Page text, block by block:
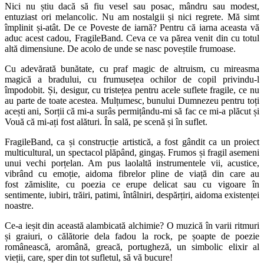
Nici nu știu dacă să fiu vesel sau posac, mândru sau modest,
entuziast ori melancolic. Nu am nostalgii și nici regrete. Mă simt
împlinit și-atât. De ce Poveste de iarnă? Pentru că iarna aceasta vă
aduc acest cadou, FragileBand. Ceva ce va părea venit din cu totul
altă dimensiune. De acolo de unde se nasc poveștile frumoase.
Cu adevărată bunătate, cu praf magic de altruism, cu mireasma
magică a bradului, cu frumusețea ochilor de copil privindu-l
împodobit. Și, desigur, cu tristețea pentru acele suflete fragile, ce nu
au parte de toate acestea. Mulțumesc, bunului Dumnezeu pentru toți
acești ani, Sorții că mi-a surâs permițându-mi să fac ce mi-a plăcut și
Vouă că mi-ați fost alături. În sală, pe scenă și în suflet.
FragileBand, ca și construcție artistică, a fost gândit ca un proiect
multicultural, un spectacol plăpând, gingaș. Frumos și fragil asemeni
unui vechi porțelan. Am pus laolaltă instrumentele vii, acustice,
vibrând cu emoție, aidoma fibrelor pline de viață din care au
fost zămislite, cu poezia ce erupe delicat sau cu vigoare în
sentimente, iubiri, trăiri, patimi, întâlniri, despărțiri, aidoma existenței
noastre.
Ce-a ieșit din această alambicată alchimie? O muzică în varii ritmuri
și graiuri, o călătorie dela fadou la rock, pe șoapte de poezie
românească, aromână, greacă, portugheză, un simbolic elixir al
vieții, care, sper din tot sufletul, să vă bucure!